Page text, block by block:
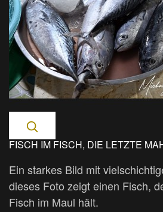
FISCH IM FISCH, DIE LETZTE
Ein starkes Bild mit
dieses Foto zeigt einen Fisch,
Fisch im Maul hält.